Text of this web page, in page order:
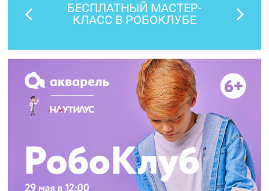
БЕСПЛАТНЫЙ МАСТЕР-
КЛАСС В РОБОКЛУБЕ